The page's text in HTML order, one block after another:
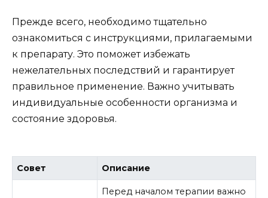
Прежде всего, необходимо тщательно
ознакомиться с инструкциями, прилагаемыми
к препарату. Это поможет избежать
нежелательных последствий и гарантирует
правильное применение. Важно учитывать
индивидуальные особенности организма и
состояние здоровья.
Совет Описание
Перед началом терапии важно